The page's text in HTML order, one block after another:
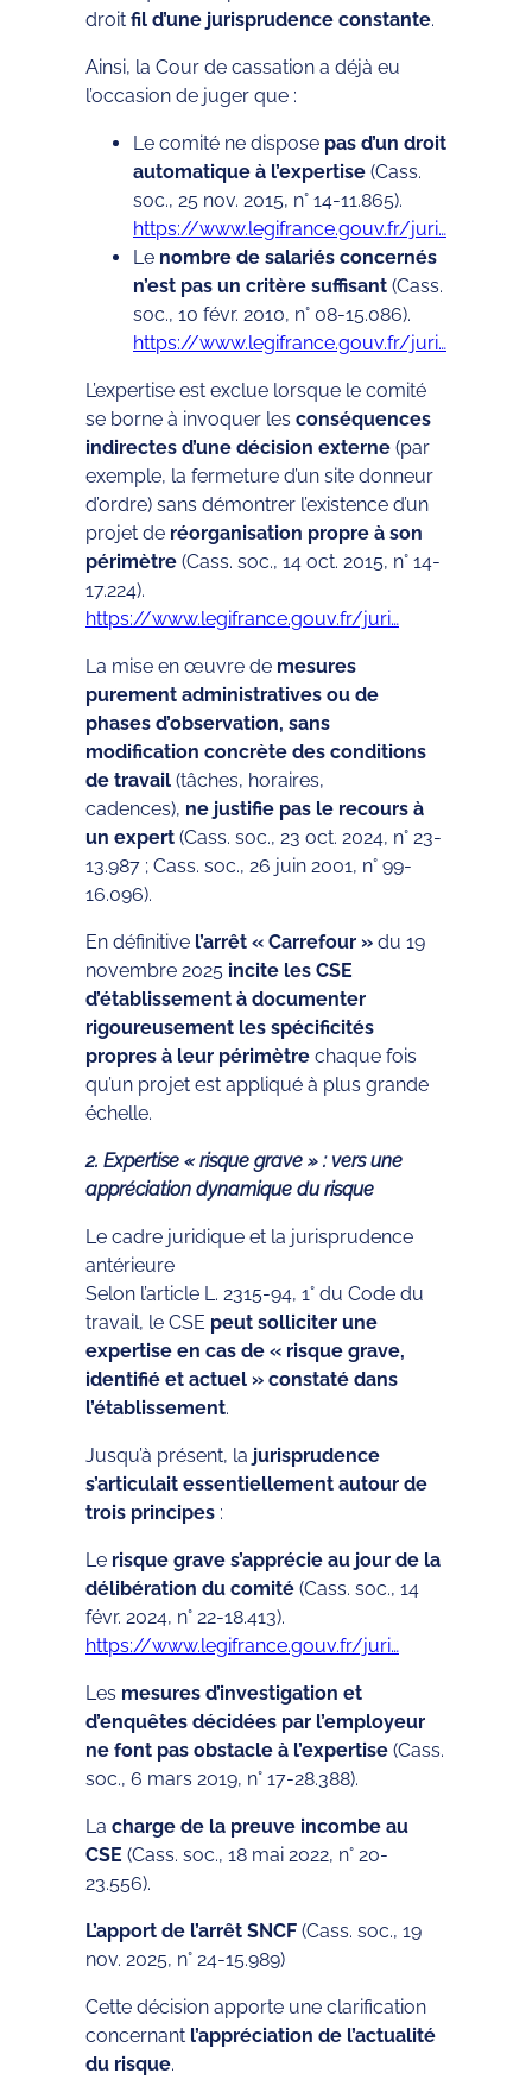
droit fil d’une jurisprudence constante.
Ainsi, la Cour de cassation a déjà eu
l’occasion de juger que :
Le comité ne dispose pas d’un droit
automatique à l’expertise (Cass.
soc., 25 nov. 2015, n° 14-11.865).
https://www.legifrance.gouv.fr/juri…
Le nombre de salariés concernés
n’est pas un critère suffisant (Cass.
soc., 10 févr. 2010, n° 08-15.086).
https://www.legifrance.gouv.fr/juri…
L’expertise est exclue lorsque le comité
se borne à invoquer les conséquences
indirectes d’une décision externe (par
exemple, la fermeture d’un site donneur
d’ordre) sans démontrer l’existence d’un
projet de réorganisation propre à son
périmètre (Cass. soc., 14 oct. 2015, n° 14-
17.224).
https://www.legifrance.gouv.fr/juri…
La mise en œuvre de mesures
purement administratives ou de
phases d’observation, sans
modification concrète des conditions
de travail (tâches, horaires,
cadences), ne justifie pas le recours à
un expert (Cass. soc., 23 oct. 2024, n° 23-
13.987 ; Cass. soc., 26 juin 2001, n° 99-
16.096).
En définitive l’arrêt « Carrefour » du 19
novembre 2025 incite les CSE
d’établissement à documenter
rigoureusement les spécificités
propres à leur périmètre chaque fois
qu’un projet est appliqué à plus grande
échelle.
2. Expertise « risque grave » : vers une
appréciation dynamique du risque
Le cadre juridique et la jurisprudence
antérieure
Selon l’article L. 2315-94, 1° du Code du
travail, le CSE peut solliciter une
expertise en cas de « risque grave,
identifié et actuel » constaté dans
l’établissement.
Jusqu’à présent, la jurisprudence
s’articulait essentiellement autour de
trois principes :
Le risque grave s’apprécie au jour de la
délibération du comité (Cass. soc., 14
févr. 2024, n° 22-18.413).
https://www.legifrance.gouv.fr/juri…
Les mesures d’investigation et
d’enquêtes décidées par l’employeur
ne font pas obstacle à l’expertise (Cass.
soc., 6 mars 2019, n° 17-28.388).
La charge de la preuve incombe au
CSE (Cass. soc., 18 mai 2022, n° 20-
23.556).
L’apport de l’arrêt SNCF (Cass. soc., 19
nov. 2025, n° 24-15.989)
Cette décision apporte une clarification
concernant l’appréciation de l’actualité
du risque.